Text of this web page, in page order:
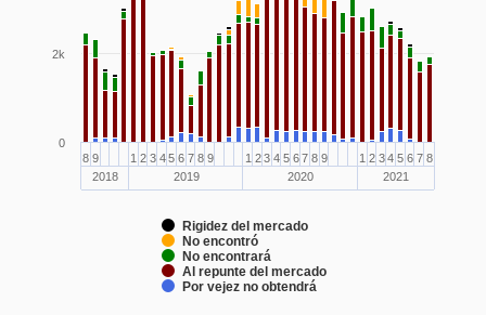
Rigidez del mercado
No encontró
No encontrará
Al repunte del mercado
Por vejez no obtendrá
8
2018
9
1
2019
2 3 4 5 6 7 8 9
1
2020
2 3 4 5 6 7 8 9
1
2021
2 3 4 5 6 7 8
0
2k